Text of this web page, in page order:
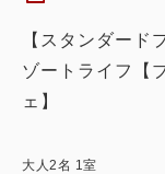
【スタンダード
ゾートライフ【
ェ】
大人2名 1室